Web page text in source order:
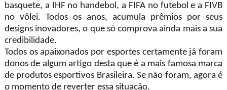
basquete, a IHF no handebol, a FIFA no futebol e a FIVB
no vôlei. Todos os anos, acumula prêmios por seus
designs inovadores, o que só comprova ainda mais a sua
credibilidade.
Todos os apaixonados por esportes certamente já foram
donos de algum artigo desta que é a mais famosa marca
de produtos esportivos Brasileira. Se não foram, agora é
o momento de reverter essa situação.